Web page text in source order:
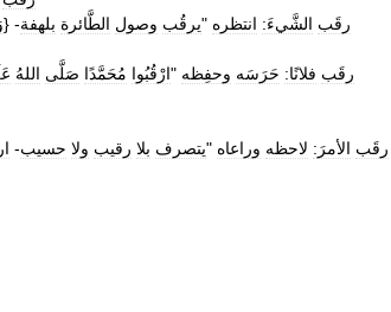
رقَب الشَّيءَ: انتظره "يرقُب وصول الطَّائرة بلهفة- {
رقَب فلانًا: حَرَسَه وحفِظه "ارْقُبُوا مُحَمَّدًا صَلَّى اللهُ
رقَب الأمرَ: لاحظه وراعاه "يتصرف بلا رقيب ولا حسيب-